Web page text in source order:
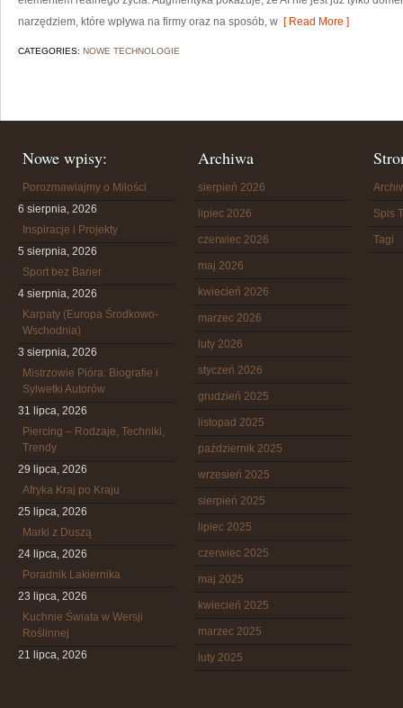
narzędziem, które wpływa na firmy oraz na sposób, w [ Read More ]
CATEGORIES: NOWE TECHNOLOGIE
Nowe wpisy:
Porozmawiajmy o Miłości
6 sierpnia, 2026
Inspiracje i Projekty
5 sierpnia, 2026
Sport bez Barier
4 sierpnia, 2026
Karpaty (Europa Środkowo-
Wschodnia)
3 sierpnia, 2026
Mistrzowie Pióra: Biografie i
Sylwetki Autorów
31 lipca, 2026
Piercing – Rodzaje, Techniki,
Trendy
29 lipca, 2026
Afryka Kraj po Kraju
25 lipca, 2026
Marki z Duszą
24 lipca, 2026
Poradnik Lakiernika
23 lipca, 2026
Kuchnie Świata w Wersji
Roślinnej
21 lipca, 2026
Archiwa
sierpień 2026
lipiec 2026
czerwiec 2026
maj 2026
kwiecień 2026
marzec 2026
luty 2026
styczeń 2026
grudzień 2025
listopad 2025
październik 2025
wrzesień 2025
sierpień 2025
lipiec 2025
czerwiec 2025
maj 2025
kwiecień 2025
marzec 2025
luty 2025
Spis
Tagi